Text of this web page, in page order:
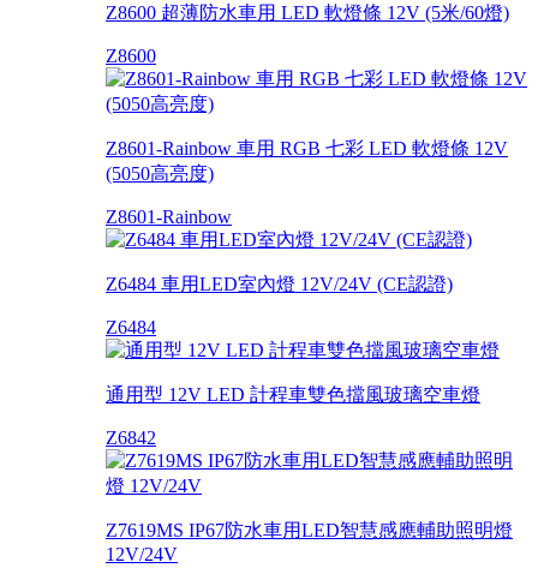
Z8600 超薄防水車用 LED 軟燈條 12V (5米/60燈)
Z8600
Z8601-Rainbow 車用 RGB 七彩 LED 軟燈條 12V
(5050高亮度)
Z8601-Rainbow
Z6484 車用LED室內燈 12V/24V (CE認證)
Z6484
通用型 12V LED 計程車雙色擋風玻璃空車燈
Z6842
Z7619MS IP67防水車用LED智慧感應輔助照明燈
12V/24V